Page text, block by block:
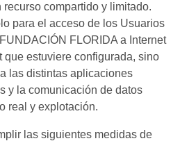
recurso compartido y limitado.
para el acceso de los Usuarios
FLORIDA a Internet
que estuviere configurada, sino
las distintas aplicaciones
y la comunicación de datos
real y explotación.
las siguientes medidas de